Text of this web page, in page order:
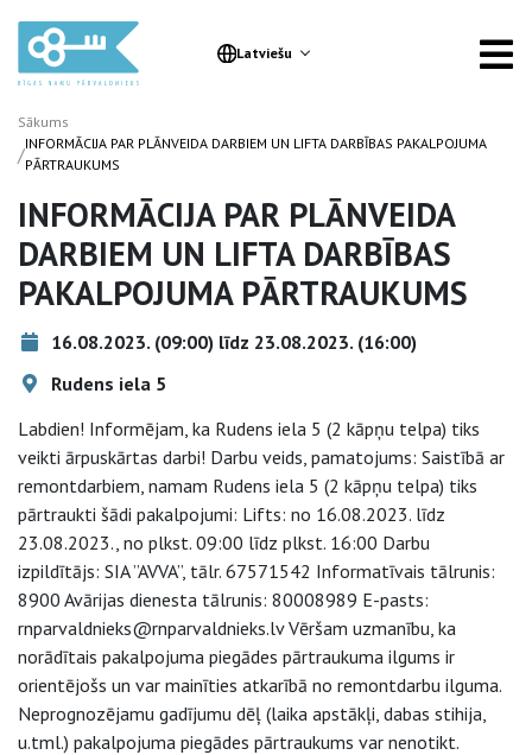
Latviešu
Sākums
/INFORMĀCIJA PAR PLĀNVEIDA DARBIEM UN LIFTA DARBĪBAS PAKALPOJUMA
PĀRTRAUKUMS
INFORMĀCIJA PAR PLĀNVEIDA
DARBIEM UN LIFTA DARBĪBAS
PAKALPOJUMA PĀRTRAUKUMS
16.08.2023. (09:00) līdz 23.08.2023. (16:00)
Rudens iela 5
Labdien! Informējam, ka Rudens iela 5 (2 kāpņu telpa) tiks
veikti ārpuskārtas darbi! Darbu veids, pamatojums: Saistībā ar
remontdarbiem, namam Rudens iela 5 (2 kāpņu telpa) tiks
pārtraukti šādi pakalpojumi: Lifts: no 16.08.2023. līdz
23.08.2023., no plkst. 09:00 līdz plkst. 16:00 Darbu
izpildītājs: SIA ”AVVA”, tālr. 67571542 Informatīvais tālrunis:
8900 Avārijas dienesta tālrunis: 80008989 E-pasts:
rnparvaldnieks@rnparvaldnieks.lv Vēršam uzmanību, ka
norādītais pakalpojuma piegādes pārtraukuma ilgums ir
orientējošs un var mainīties atkarībā no remontdarbu ilguma.
Neprognozējamu gadījumu dēļ (laika apstākļi, dabas stihija,
u.tml.) pakalpojuma piegādes pārtraukums var nenotikt.